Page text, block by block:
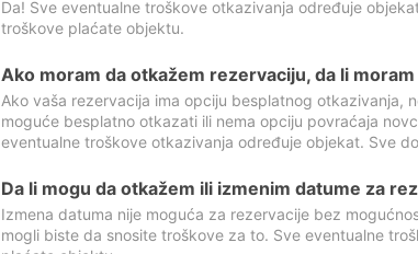
Da! Sve eventualne troškove otkazivanja određuje
troškove plaćate objektu.
Ako moram da otkažem rezervaciju, da li
Ako vaša rezervacija ima opciju besplatnog otkazivanja,
moguće besplatno otkazati ili nema opciju povraćaja
eventualne troškove otkazivanja određuje objekat. Sve
Da li mogu da otkažem ili izmenim datume za
Izmena datuma nije moguća za rezervacije bez
mogli biste da snosite troškove za to. Sve eventualne